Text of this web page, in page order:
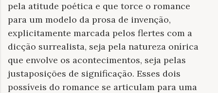
pela atitude poética e que torce o romance
para um modelo da prosa de invenção,
explicitamente marcada pelos flertes com a
dicção surrealista, seja pela natureza onírica
que envolve os acontecimentos, seja pelas
justaposições de significação. Esses dois
possíveis do romance se articulam para uma